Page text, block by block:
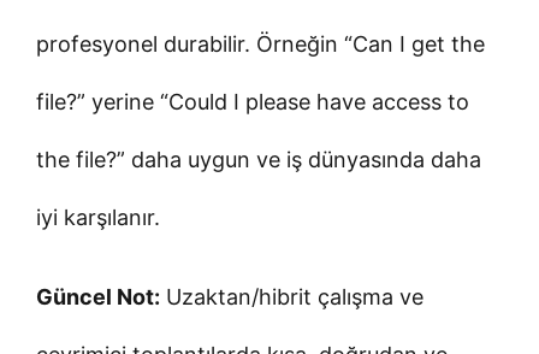
profesyonel durabilir. Örneğin “Can I get the
file?” yerine “Could I please have access to
the file?” daha uygun ve iş dünyasında daha
iyi karşılanır.
Güncel Not: Uzaktan/hibrit çalışma ve